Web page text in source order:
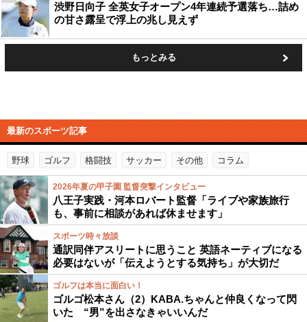
渋野日向子 全英女子オープン4年連続予選落ち…詰め
の甘さ露呈で浮上の兆し見えず
もっとみる
最新のスポーツ記事
野球 ゴルフ 格闘技 サッカー その他 コラム
2026年夏の甲子園 監督突撃インタビュー
八王子実践・河本ロバート監督「ライブや家族旅行
も、事前に相談があれば休ませます」
スポーツ時々放談
通訳同伴アスリートに思うこと 英語ネーティブになる
必要はないが「伝えようとする気持ち」が大切だ
ゴルフは本当に面白い！
ゴルゴ松本さん（2）KABA.ちゃんと仲良くなって閃
いた “男”を出さなきゃいいんだ